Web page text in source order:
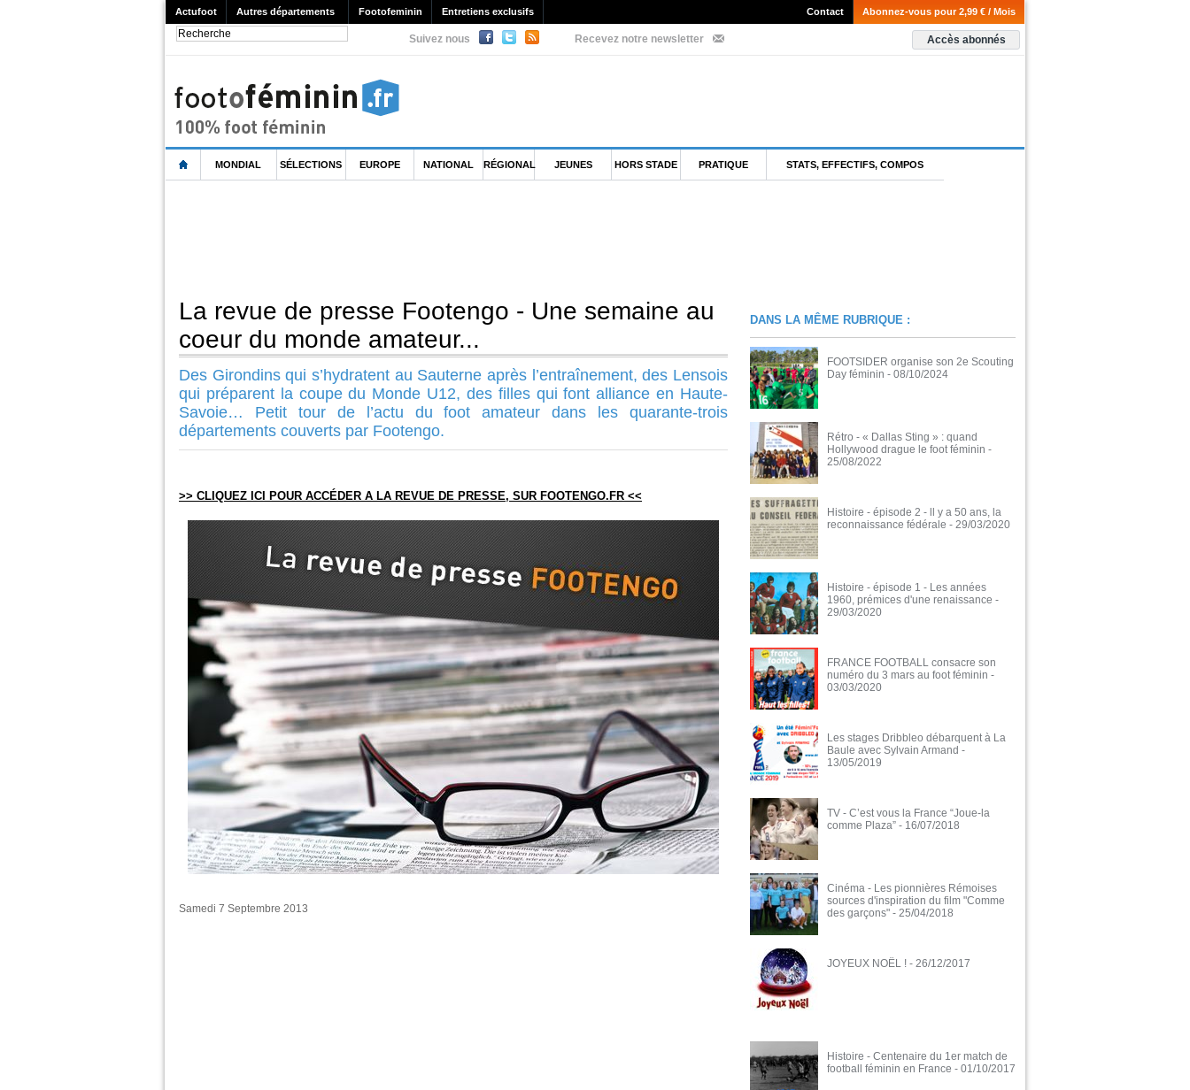
Actufoot Autres départements Footofeminin Entretiens exclusifs Abonnez-vous pour 2,99 € / Mois
Contact
Suivez nous Recevez notre newsletter Accès abonnés
MONDIAL SÉLECTIONS EUROPE NATIONAL RÉGIONAL JEUNES HORS STADE PRATIQUE STATS, EFFECTIFS, COMPOS
La revue de presse Footengo - Une semaine au
coeur du monde amateur...
Des Girondins qui s’hydratent au Sauterne après l’entraînement, des Lensois
qui préparent la coupe du Monde U12, des filles qui font alliance en Haute-
Savoie… Petit tour de l’actu du foot amateur dans les quarante-trois
départements couverts par Footengo.
>> CLIQUEZ ICI POUR ACCÉDER A LA REVUE DE PRESSE, SUR FOOTENGO.FR <<
Samedi 7 Septembre 2013
DANS LA MÊME RUBRIQUE :
FOOTSIDER organise son 2e Scouting
Day féminin - 08/10/2024
Rétro - « Dallas Sting » : quand
Hollywood drague le foot féminin -
25/08/2022
Histoire - épisode 2 - ll y a 50 ans, la
reconnaissance fédérale - 29/03/2020
Histoire - épisode 1 - Les années
1960, prémices d'une renaissance -
29/03/2020
FRANCE FOOTBALL consacre son
numéro du 3 mars au foot féminin -
03/03/2020
Les stages Dribbleo débarquent à La
Baule avec Sylvain Armand -
13/05/2019
TV - C’est vous la France “Joue-la
comme Plaza” - 16/07/2018
Cinéma - Les pionnières Rémoises
sources d'inspiration du film "Comme
des garçons" - 25/04/2018
JOYEUX NOËL ! - 26/12/2017
Histoire - Centenaire du 1er match de
football féminin en France - 01/10/2017